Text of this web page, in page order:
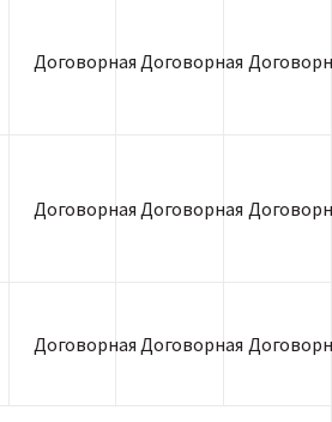
Договорная Договорная
Договорная Договорная
Договорная Договорная